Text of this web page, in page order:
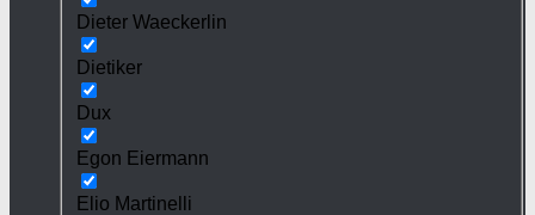
Dieter Waeckerlin
Dietiker
Dux
Egon Eiermann
Elio Martinelli